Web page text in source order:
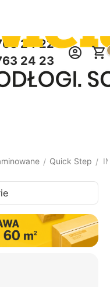
24 22
24 23
/ Quick Step /